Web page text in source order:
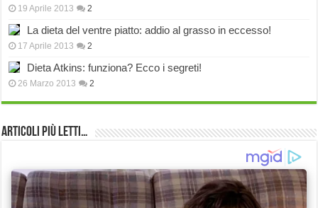
19 Aprile 2013 2
La dieta del ventre piatto: addio al grasso in eccesso!
17 Aprile 2013 2
Dieta Atkins: funziona? Ecco i segreti!
26 Marzo 2013 2
Articoli più Letti…